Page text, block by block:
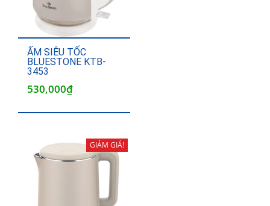
ẤM SIÊU TỐC
BLUESTONE KTB-
3453
530,000₫
GIẢM GIÁ!